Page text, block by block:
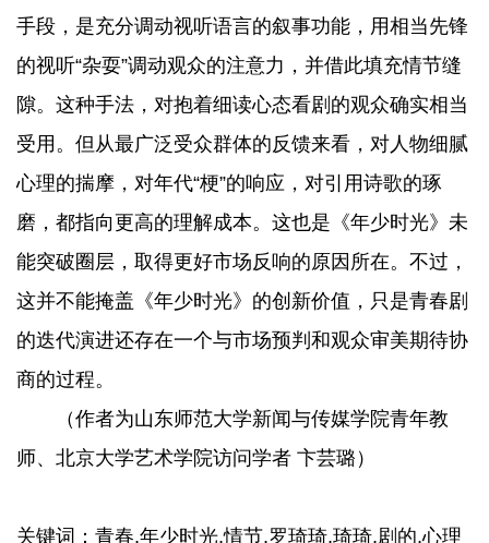
手段，是充分调动视听语言的叙事功能，用相当先锋
的视听“杂耍”调动观众的注意力，并借此填充情节缝
隙。这种手法，对抱着细读心态看剧的观众确实相当
受用。但从最广泛受众群体的反馈来看，对人物细腻
心理的揣摩，对年代“梗”的响应，对引用诗歌的琢
磨，都指向更高的理解成本。这也是《年少时光》未
能突破圈层，取得更好市场反响的原因所在。不过，
这并不能掩盖《年少时光》的创新价值，只是青春剧
的迭代演进还存在一个与市场预判和观众审美期待协
商的过程。
（作者为山东师范大学新闻与传媒学院青年教
师、北京大学艺术学院访问学者 卞芸璐）
关键词：青春,年少时光,情节,罗琦琦,琦琦,剧的,心理